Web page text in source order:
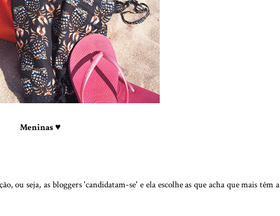
Meninas♥
ou seja, as bloggers 'candidatam-se' e ela escolhe as que acha que mais têm a